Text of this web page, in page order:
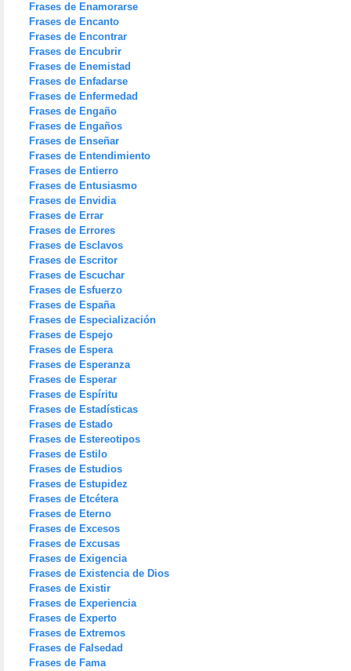
Frases de Enamorarse
Frases de Encanto
Frases de Encontrar
Frases de Encubrir
Frases de Enemistad
Frases de Enfadarse
Frases de Enfermedad
Frases de Engaño
Frases de Engaños
Frases de Enseñar
Frases de Entendimiento
Frases de Entierro
Frases de Entusiasmo
Frases de Envidia
Frases de Errar
Frases de Errores
Frases de Esclavos
Frases de Escritor
Frases de Escuchar
Frases de Esfuerzo
Frases de España
Frases de Especialización
Frases de Espejo
Frases de Espera
Frases de Esperanza
Frases de Esperar
Frases de Espíritu
Frases de Estadísticas
Frases de Estado
Frases de Estereotipos
Frases de Estilo
Frases de Estudios
Frases de Estupidez
Frases de Etcétera
Frases de Eterno
Frases de Excesos
Frases de Excusas
Frases de Exigencia
Frases de Existencia de Dios
Frases de Existir
Frases de Experiencia
Frases de Experto
Frases de Extremos
Frases de Falsedad
Frases de Fama